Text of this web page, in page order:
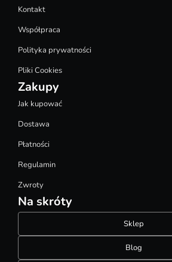
Kontakt
Współpraca
Polityka prywatności
Pliki Cookies
Zakupy
Jak kupować
Dostawa
Płatności
Regulamin
Zwroty
Na skróty
Sklep
Blog